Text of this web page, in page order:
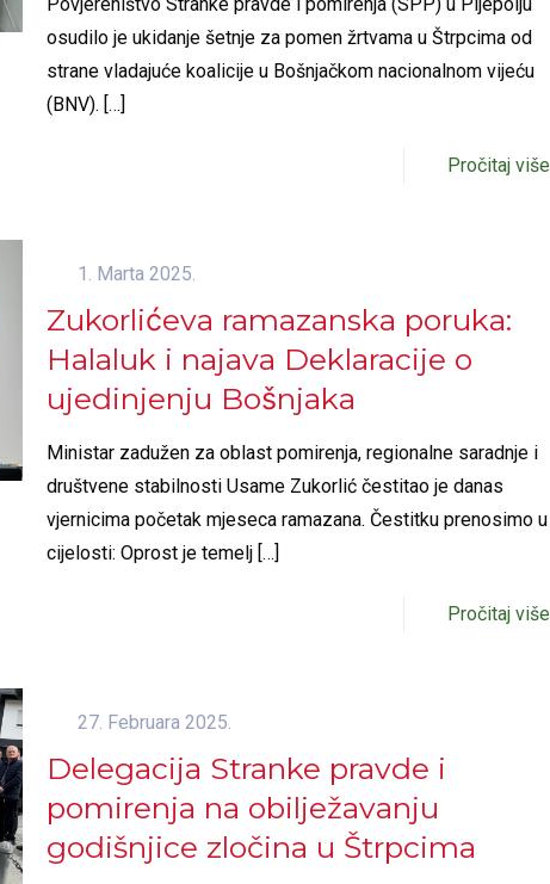
osudilo je ukidanje šetnje za pomen žrtvama u Štrpcima od
strane vladajuće koalicije u Bošnjačkom nacionalnom vijeću
(BNV). […]
Pročitaj više
1. Marta 2025.
Zukorlićeva ramazanska poruka:
Halaluk i najava Deklaracije o
ujedinjenju Bošnjaka
Ministar zadužen za oblast pomirenja, regionalne saradnje i
društvene stabilnosti Usame Zukorlić čestitao je danas
vjernicima početak mjeseca ramazana. Čestitku prenosimo u
cijelosti: Oprost je temelj[…]
Pročitaj više
27. Februara 2025.
Delegacija Stranke pravde i
pomirenja na obilježavanju
godišnjice zločina u Štrpcima